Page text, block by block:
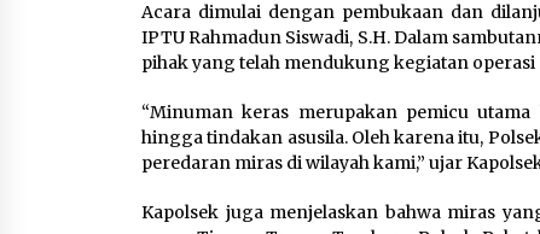
Acara dimulai dengan pembukaan dan
IPTU Rahmadun Siswadi, S.H. Dalam
pihak yang telah mendukung kegiatan
“Minuman keras merupakan pemicu
hingga tindakan asusila. Oleh karena itu,
peredaran miras di wilayah kami,” ujar
Kapolsek juga menjelaskan bahwa miras